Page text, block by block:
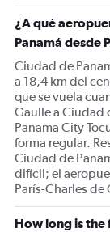
¿A qué
Panamá desde
Ciudad de
a 18,4 km del
que se vuela
Gaulle a Ciudad
Panama City
forma regular.
Ciudad de
difícil; el
París-Charles
How long is